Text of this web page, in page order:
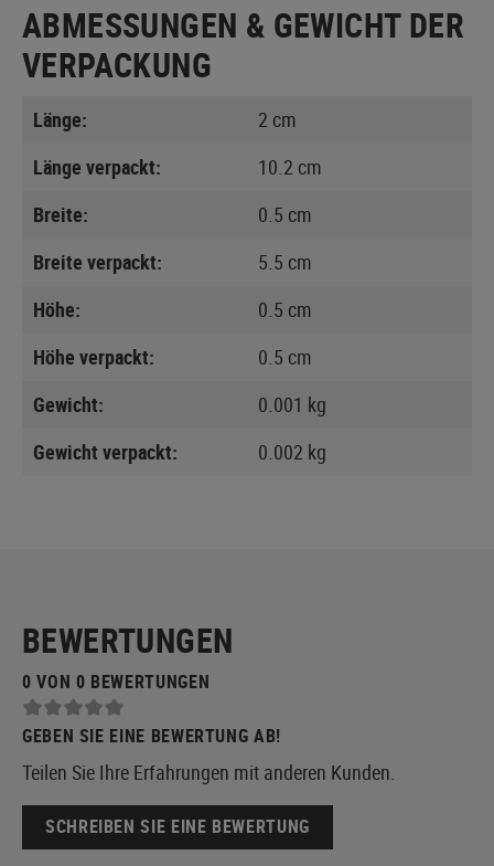
ABMESSUNGEN & GEWICHT DER
VERPACKUNG
Länge:
2 cm
Länge verpackt:
10.2 cm
Breite:
0.5 cm
Breite verpackt:
5.5 cm
Höhe:
0.5 cm
Höhe verpackt:
0.5 cm
Gewicht:
0.001 kg
Gewicht verpackt:
0.002 kg
BEWERTUNGEN
0 VON 0 BEWERTUNGEN
GEBEN SIE EINE BEWERTUNG AB!
Teilen Sie Ihre Erfahrungen mit anderen Kunden.
SCHREIBEN SIE EINE BEWERTUNG